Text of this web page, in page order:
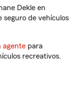
Dekle en
seguro de vehículos
agente para
recreativos.